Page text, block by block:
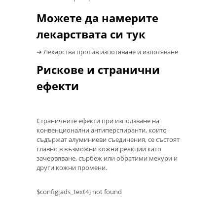
Можете да намерите
лекарствата си тук
➔ Лекарства против изпотяване и изпотяване
Рискове и странични
ефекти
Страничните ефекти при използване на
конвенционални антиперспиранти, които
съдържат алуминиеви съединения, се състоят
главно в възможни кожни реакции като
зачервяване, сърбеж или обратими мехури и
други кожни промени.
$config[ads_text4] not found